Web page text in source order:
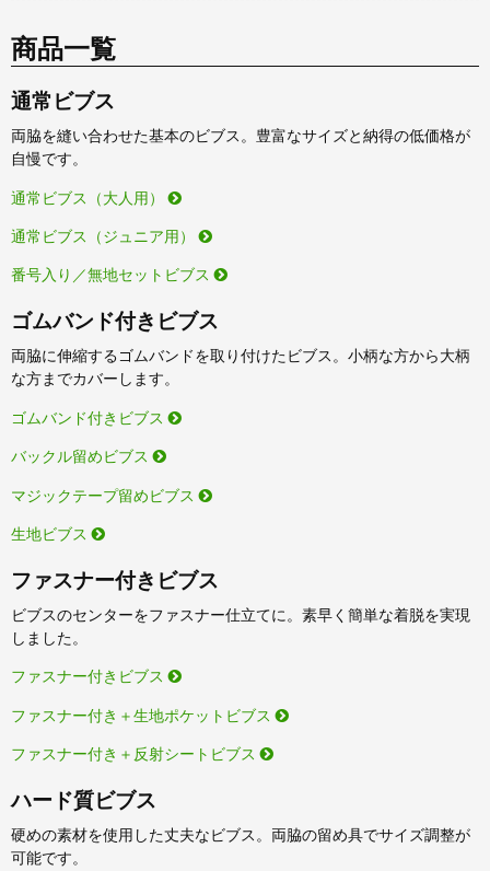
商品一覧
通常ビブス
両脇を縫い合わせた基本のビブス。豊富なサイズと納得の低価格が
自慢です。
通常ビブス（大人用）
通常ビブス（ジュニア用）
番号入り／無地セットビブス
ゴムバンド付きビブス
両脇に伸縮するゴムバンドを取り付けたビブス。小柄な方から大柄
な方までカバーします。
ゴムバンド付きビブス
バックル留めビブス
マジックテープ留めビブス
生地ビブス
ファスナー付きビブス
ビブスのセンターをファスナー仕立てに。素早く簡単な着脱を実現
しました。
ファスナー付きビブス
ファスナー付き＋生地ポケットビブス
ファスナー付き＋反射シートビブス
ハード質ビブス
硬めの素材を使用した丈夫なビブス。両脇の留め具でサイズ調整が
可能です。